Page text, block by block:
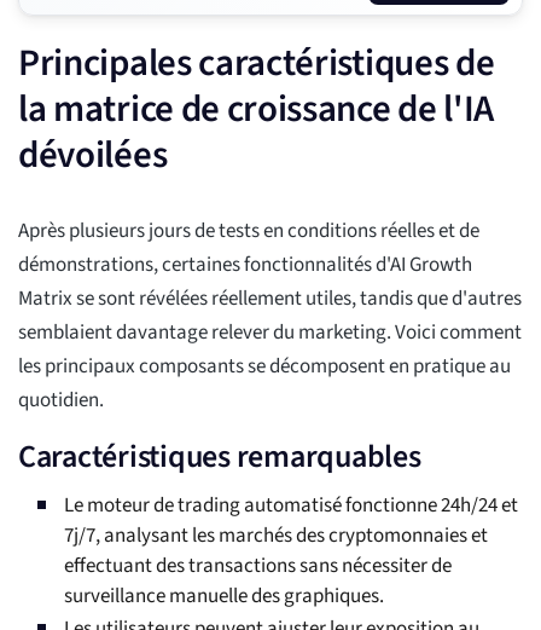
Principales caractéristiques de
la matrice de croissance de l'IA
dévoilées
Après plusieurs jours de tests en conditions réelles et de
démonstrations, certaines fonctionnalités d'AI Growth
Matrix se sont révélées réellement utiles, tandis que d'autres
semblaient davantage relever du marketing. Voici comment
les principaux composants se décomposent en pratique au
quotidien.
Caractéristiques remarquables
Le moteur de trading automatisé fonctionne 24h/24 et
7j/7, analysant les marchés des cryptomonnaies et
effectuant des transactions sans nécessiter de
surveillance manuelle des graphiques.